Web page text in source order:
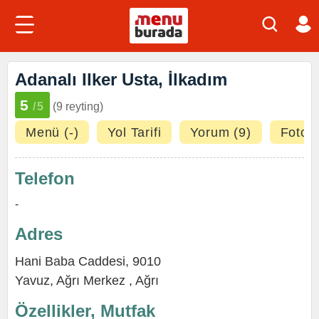
Adanalı Ilker Usta, İlkadım
5 /5 (9 reyting)
Menü (-) Yol Tarifi Yorum (9)
Telefon
-
Adres
Hani Baba Caddesi, 9010
Yavuz, Ağrı Merkez , Ağrı
Özellikler, Mutfak